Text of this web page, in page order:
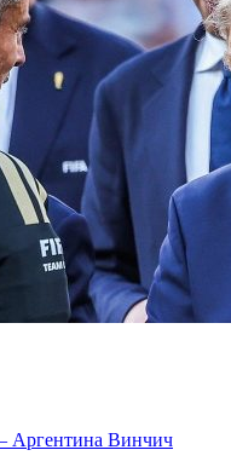
Аргентина Винчич